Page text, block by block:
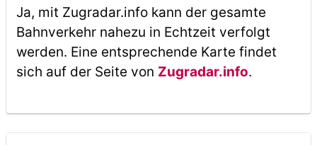
Ja, mit Zugradar.info kann der gesamte
Bahnverkehr nahezu in Echtzeit verfolgt
werden. Eine entsprechende Karte findet
sich auf der Seite von Zugradar.info.